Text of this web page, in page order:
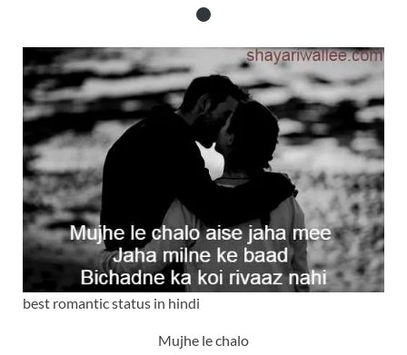
best romantic status in hindi
Mujhe le chalo